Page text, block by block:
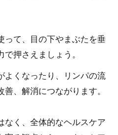
って、目の下やまぶたを垂
押さえましょう。
よくなったり、リンパの流
、解消につながります。
なく、全体的なヘルスケア